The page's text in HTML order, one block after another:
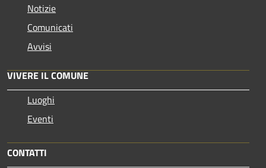
Notizie
Comunicati
Avvisi
VIVERE IL COMUNE
Luoghi
Eventi
CONTATTI